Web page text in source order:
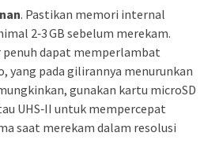
. Pastikan memori internal
2‑3 GB sebelum merekam.
dapat memperlambat
yang pada gilirannya menurunkan
gunakan kartu microSD
UHS‑II untuk mempercepat
saat merekam dalam resolusi